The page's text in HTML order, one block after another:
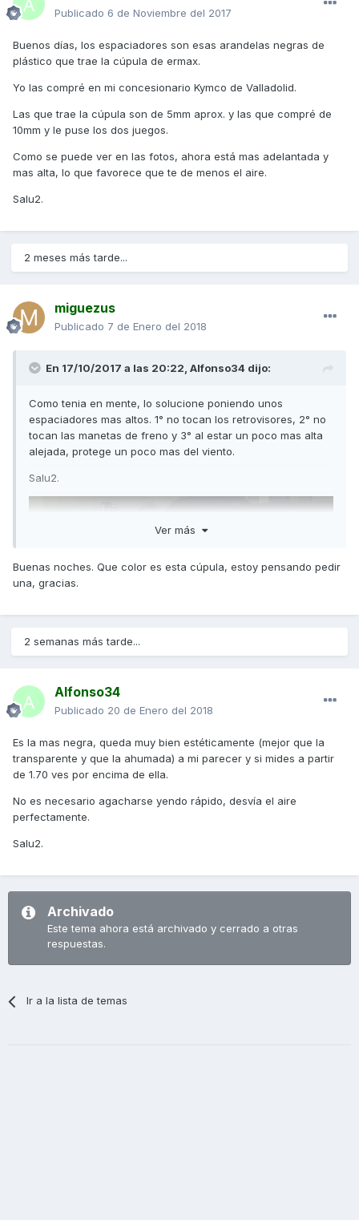
Publicado 6 de Noviembre del 2017
Buenos días, los espaciadores son esas arandelas negras de
plástico que trae la cúpula de ermax.
Yo las compré en mi concesionario Kymco de Valladolid.
Las que trae la cúpula son de 5mm aprox. y las que compré de
10mm y le puse los dos juegos.
Como se puede ver en las fotos, ahora está mas adelantada y
mas alta, lo que favorece que te de menos el aire.
Salu2.
2 meses más tarde...
miguezus
Publicado 7 de Enero del 2018
En 17/10/2017 a las 20:22, Alfonso34 dijo:
Como tenia en mente, lo solucione poniendo unos
espaciadores mas altos. 1° no tocan los retrovisores, 2° no
tocan las manetas de freno y 3° al estar un poco mas alta
alejada, protege un poco mas del viento.
Salu2.
Ver más
Buenas noches. Que color es esta cúpula, estoy pensando pedir
una, gracias.
2 semanas más tarde...
Alfonso34
Publicado 20 de Enero del 2018
Es la mas negra, queda muy bien estéticamente (mejor que la
transparente y que la ahumada) a mi parecer y si mides a partir
de 1.70 ves por encima de ella.
No es necesario agacharse yendo rápido, desvía el aire
perfectamente.
Salu2.
Archivado
Este tema ahora está archivado y cerrado a otras
respuestas.
Ir a la lista de temas